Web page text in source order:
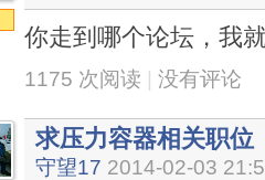
你走到哪个论坛，我
1175 次阅读 没有评论
求压力容器相关职位
守望17 2014-02-03